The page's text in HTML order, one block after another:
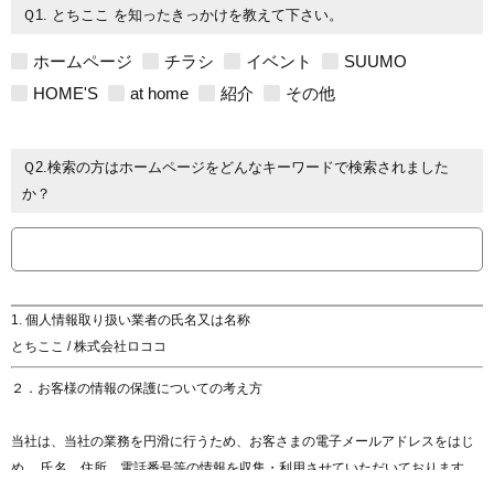
Ｑ1. とちここ を知ったきっかけを教えて下さい。
ホームページ チラシ イベント
SUUMO
HOME'S
at home 紹介 その他
Ｑ2.検索の方はホームページをどんなキーワードで検索されました
か？
1. 個人情報取り扱い業者の氏名又は名称
とちここ / 株式会社ロココ
２．お客様の情報の保護についての考え方
当社は、当社の業務を円滑に行うため、お客さまの電子メールアドレスをはじ
め、 氏名、住所、電話番号等の情報を収集・利用させていただいております。